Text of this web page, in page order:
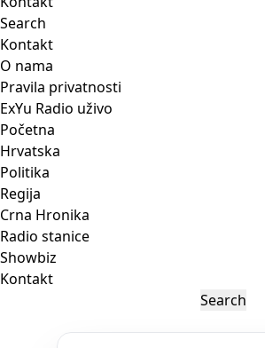
Search
Kontakt
O nama
Pravila privatnosti
ExYu Radio uživo
Početna
Hrvatska
Politika
Regija
Crna Hronika
Radio stanice
Showbiz
Kontakt